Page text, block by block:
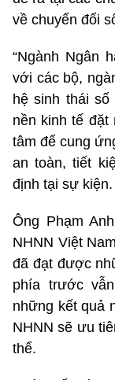
về chuyển đổi
“Ngành Ngân
với các bộ,
hệ sinh thái
nền kinh tế đặt
tâm để cung
an toàn, tiết
định tại sự kiện.
Ông Phạm
NHNN Việt
đã đạt được
phía trước
những kết quả
NHNN sẽ ưu
thể.